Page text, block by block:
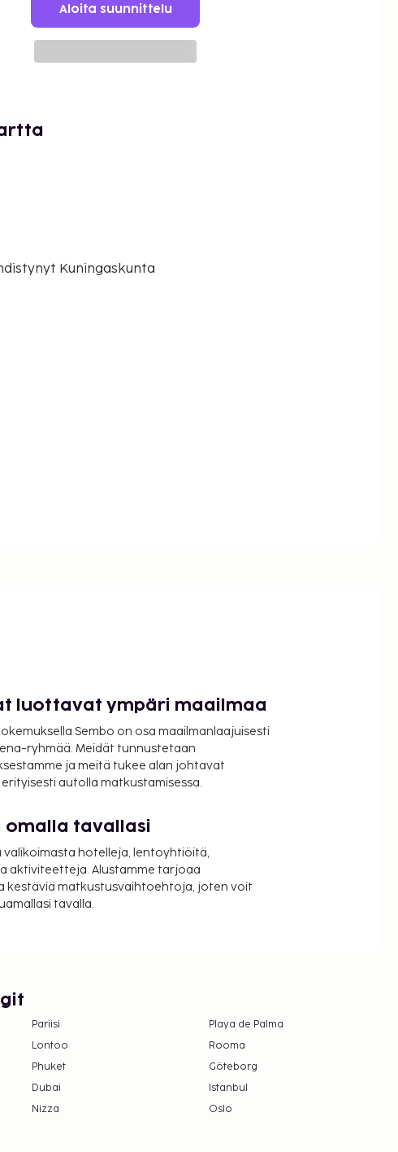
Aloita suunnittelu
Kuningaskunta
luottavat ympäri maailmaa
Sembo on osa maailmanlaajuisesti
ryhmää. Meidät tunnustetaan
ja meitä tukee alan johtavat
autolla matkustamisessa.
omalla tavallasi
valikoimasta hotelleja, lentoyhtiöitä,
aktiviteetteja. Alustamme tarjoaa
kestäviä matkustusvaihtoehtoja, joten voit
tavalla.
Pariisi
Playa de Palma
Lontoo
Rooma
Phuket
Göteborg
Dubai
Istanbul
Nizza Oslo